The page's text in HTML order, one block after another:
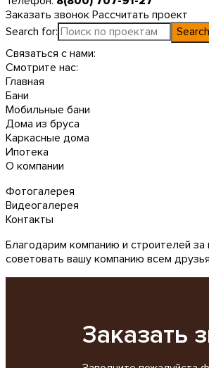
Заказать звонок Рассчитать проект
Search for:
Связаться с нами:
Смотрите нас:
Главная
Бани
Мобильные бани
Дома из бруса
Каркасные дома
Ипотека
О компании
Фотогалерея
Видеогалерея
Контакты
Благодарим компанию и строителей
советовать вашу компанию всем
Заказать